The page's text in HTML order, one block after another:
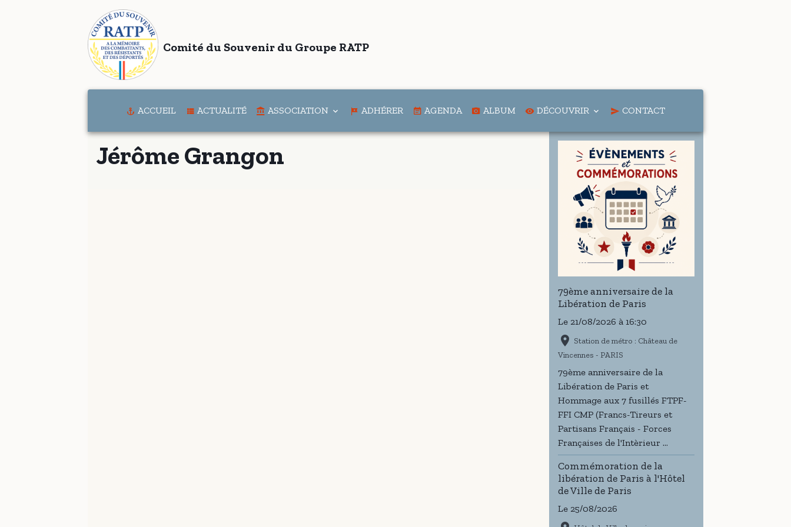
Comité du Souvenir du Groupe RATP
ACCUEIL ACTUALITÉ ASSOCIATION ADHÉRER AGENDA ALBUM DÉCOUVRIR CONTACT
Jérôme Grangon
79ème anniversaire de la
Libération de Paris
Le 21/08/2026 à 16:30
Station de métro : Château de
Vincennes - PARIS
79ème anniversaire de la
Libération de Paris et
Hommage aux 7 fusillés FTPF-
FFI CMP (Francs-Tireurs et
Partisans Français - Forces
Françaises de l'Intèrieur ...
Commémoration de la
libération de Paris à l'Hôtel
de Ville de Paris
Le 25/08/2026